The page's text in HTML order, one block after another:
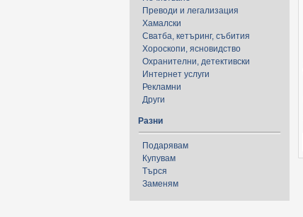
Преводи и легализация
Хамалски
Сватба, кетъринг, събития
Хороскопи, ясновидство
Охранителни, детективски
Интернет услуги
Рекламни
Други
Разни
Подарявам
Купувам
Търся
Заменям